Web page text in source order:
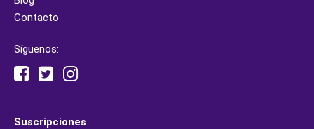
Contacto
Síguenos:
Suscripciones